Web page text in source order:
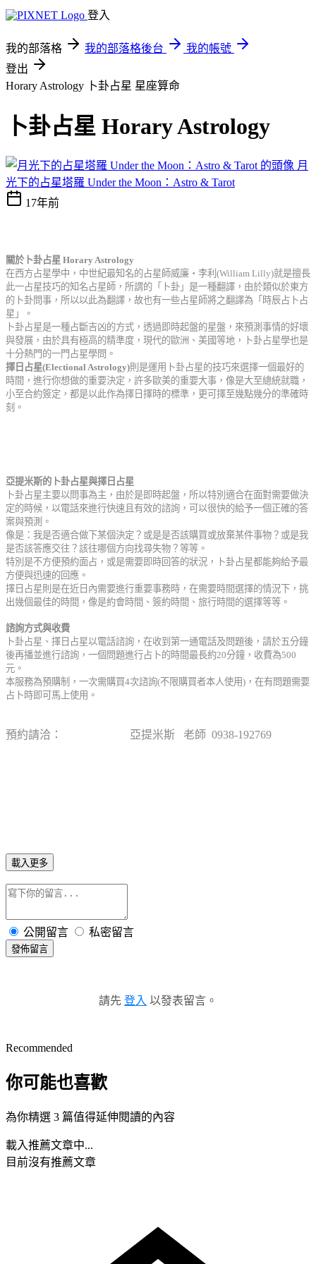
登入
我的部落格 我的部落格後台
我的帳號
登出
Horary Astrology 卜卦占星 星座算命
卜卦占星 Horary Astrology
月
光下的占星塔羅 Under the Moon：Astro & Tarot
17年前
關於卜卦占星 Horary Astrology
在西方占星學中，中世紀最知名的占星師威廉‧李利 (William Lilly)就是擅長
此一占星技巧的知名占星師，所謂的「卜卦」是一種翻譯，由於類似於東方
的卜卦問事，所以以此為翻譯，故也有一些占星師將之翻譯為「時辰占卜占
星」。
卜卦占星是一種占斷吉凶的方式，透過即時起盤的星盤，來預測事情的好壞
與發展，由於具有極高的精準度，現代的歐洲、美國等地，卜卦占星學也是
十分熱門的一門占星學問。
擇日占星(Electional Astrology)則是運用卜卦占星的技巧來選擇一個最好的
時間，進行你想做的重要決定，許多歐美的重要大事，像是大至總統就職，
小至合約簽定，都是以此作為擇日擇時的標準，更可擇至幾點幾分的準確時
刻。
亞提米斯的卜卦占星與擇日占星
卜卦占星主要以問事為主，由於是即時起盤，所以特別適合在面對需要做決
定的時候，以電話來進行快速且有效的諮詢，可以很快的給予一個正確的答
案與預測。
像是：我是否適合做下某個決定？或是是否該購買或放棄某件事物？或是我
是否該答應交往？該往哪個方向找尋失物？等等。
特別是不方便預約面占，或是需要即時回答的狀況，卜卦占星都能夠給予最
方便與迅速的回應。
擇日占星則是在近日內需要進行重要事務時，在需要時間選擇的情況下，挑
出幾個最佳的時間，像是約會時間、簽約時間、旅行時間的選擇等等。
諮詢方式與收費
卜卦占星、擇日占星以電話諮詢，在收到第一通電話及問題後，請於五分鐘
後再播並進行諮詢，一個問題進行占卜的時間最長約20分鐘，收費為500
元。
本服務為預購制，一次需購買4次諮詢(不限購買者本人使用) ，在有問題需要
占卜時即可馬上使用 。
預約請洽： 亞提米斯 老師 0938-192769
載入更多
公開留言 私密留言
發佈留言
請先 登入 以發表留言。
Recommended
你可能也喜歡
為你精選 3 篇值得延伸閱讀的內容
載入推薦文章中...
目前沒有推薦文章